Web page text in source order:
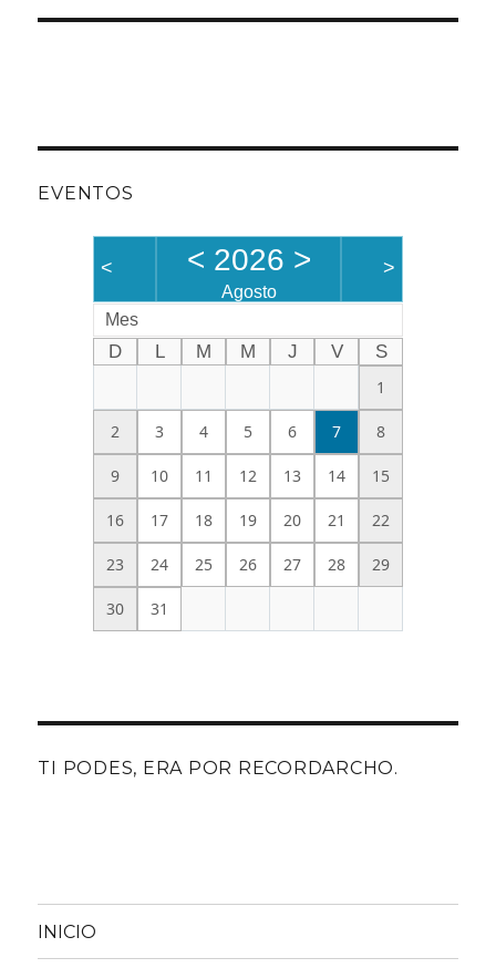
EVENTOS
< < 2026 >
Agosto
>
Mes
D L M M J V
S
1
2 3 4 5 6 7 8
9 10 11 12 13 14 15
16 17 18 19 20 21 22
23 24 25 26 27 28 29
30 31
TI PODES, ERA POR RECORDARCHO.
INICIO